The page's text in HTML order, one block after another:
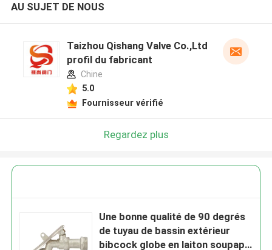
AU SUJET DE NOUS
Taizhou Qishang Valve Co.,Ltd
profil du fabricant
Chine
5.0
Fournisseur vérifié
Regardez plus
Une bonne qualité de 90 degrés
de tuyau de bassin extérieur
bibcock globe en laiton soupape